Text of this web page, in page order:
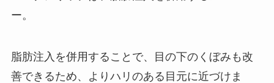
ー。
脂肪注入を併用することで、目の下のくぼみも改
善できるため、よりハリのある目元に近づけま